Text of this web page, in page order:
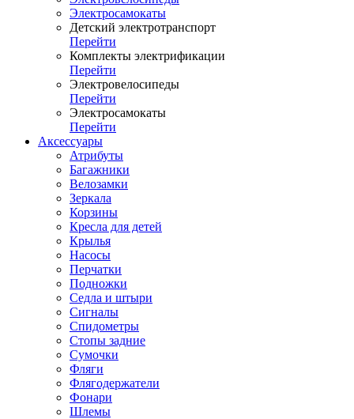
Электросамокаты
Детский электротранспорт
Перейти
Комплекты электрификации
Перейти
Электровелосипеды
Перейти
Электросамокаты
Перейти
Аксессуары
Атрибуты
Багажники
Велозамки
Зеркала
Корзины
Кресла для детей
Крылья
Насосы
Перчатки
Подножки
Седла и штыри
Сигналы
Спидометры
Стопы задние
Сумочки
Фляги
Флягодержатели
Фонари
Шлемы